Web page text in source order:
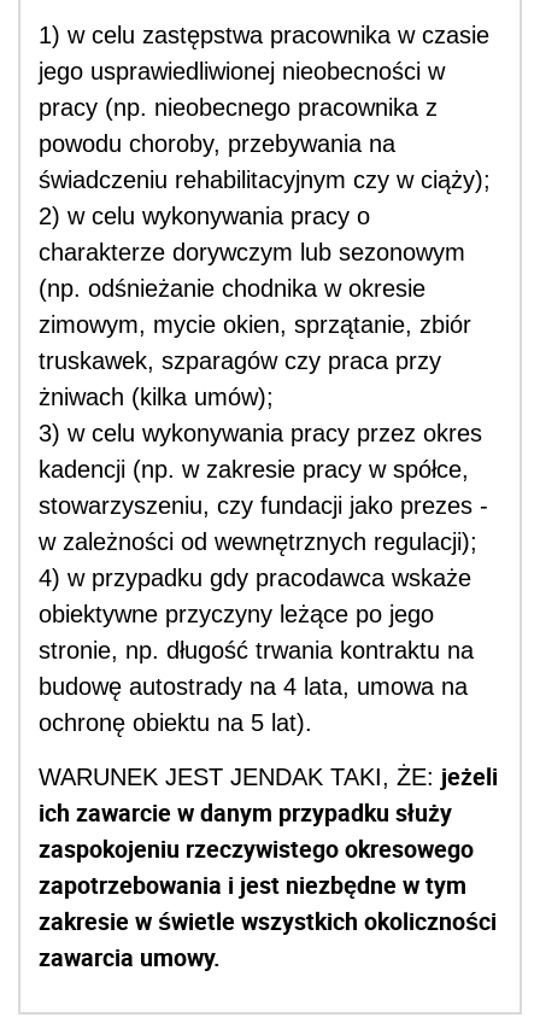
1) w celu zastępstwa pracownika w czasie
jego usprawiedliwionej nieobecności w
pracy (np. nieobecnego pracownika z
powodu choroby, przebywania na
świadczeniu rehabilitacyjnym czy w ciąży);
2) w celu wykonywania pracy o
charakterze dorywczym lub sezonowym
(np. odśnieżanie chodnika w okresie
zimowym, mycie okien, sprzątanie, zbiór
truskawek, szparagów czy praca przy
żniwach (kilka umów);
3) w celu wykonywania pracy przez okres
kadencji (np. w zakresie pracy w spółce,
stowarzyszeniu, czy fundacji jako prezes -
w zależności od wewnętrznych regulacji);
4) w przypadku gdy pracodawca wskaże
obiektywne przyczyny leżące po jego
stronie, np. długość trwania kontraktu na
budowę autostrady na 4 lata, umowa na
ochronę obiektu na 5 lat).
WARUNEK JEST JENDAK TAKI, ŻE: jeżeli
ich zawarcie w danym przypadku służy
zaspokojeniu rzeczywistego okresowego
zapotrzebowania i jest niezbędne w tym
zakresie w świetle wszystkich okoliczności
zawarcia umowy.